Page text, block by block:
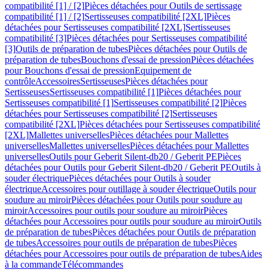
compatibilité [1] / [2]Pièces détachées pour Outils de sertissage
compatibilité [1] / [2]Sertisseuses compatibilité [2XL]Pièces
détachées pour Sertisseuses compatibilité [2XL]Sertisseuses
compatibilité [3]Pièces détachées pour Sertisseuses compatibilité
[3]Outils de préparation de tubesPièces détachées pour Outils de
préparation de tubesBouchons d'essai de pressionPièces détachées
pour Bouchons d'essai de pressionEquipement de
contrôleAccessoiresSertisseusesPièces détachées pour
SertisseusesSertisseuses compatibilité [1]Pièces détachées pour
Sertisseuses compatibilité [1]Sertisseuses compatibilité [2]Pièces
détachées pour Sertisseuses compatibilité [2]Sertisseuses
compatibilité [2XL]Pièces détachées pour Sertisseuses compatibilité
[2XL]Mallettes universellesPièces détachées pour Mallettes
universellesMallettes universellesPièces détachées pour Mallettes
universellesOutils pour Geberit Silent-db20 / Geberit PEPièces
détachées pour Outils pour Geberit Silent-db20 / Geberit PEOutils à
souder électriquePièces détachées pour Outils à souder
électriqueAccessoires pour outillage à souder électriqueOutils pour
soudure au miroirPièces détachées pour Outils pour soudure au
miroirAccessoires pour outils pour soudure au miroirPièces
détachées pour Accessoires pour outils pour soudure au miroirOutils
de préparation de tubesPièces détachées pour Outils de préparation
de tubesAccessoires pour outils de préparation de tubesPièces
détachées pour Accessoires pour outils de préparation de tubesAides
à la commandeTélécommandes